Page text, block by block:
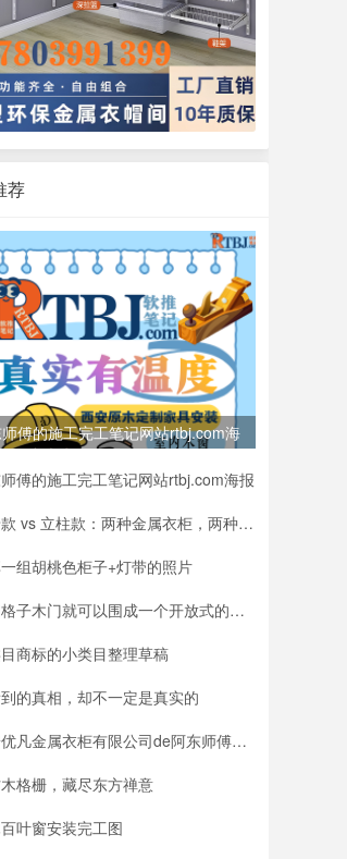
荐
傅的施工完工笔记网站rtbj.com海
傅的施工完工笔记网站rtbj.com海报
挂墙款 vs 立柱款：两种金属衣柜，两种截然
组胡桃色柜子+灯带的照片
三扇格子木门就可以围成一个开放式的小房间
商标的小类目整理草稿
的真相，却不一定是真实的
西安优凡金属衣柜有限公司de阿东师傅手把手
格栅，藏尽东方禅意
叶窗安装完工图